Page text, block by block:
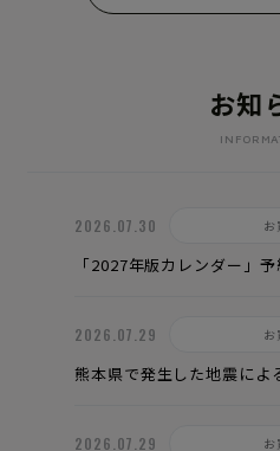
お知
2026.07.30 お
「2027年版カレンダー」
2026.07.29 お
熊本県で発生した地震によ
2026.07.29 お